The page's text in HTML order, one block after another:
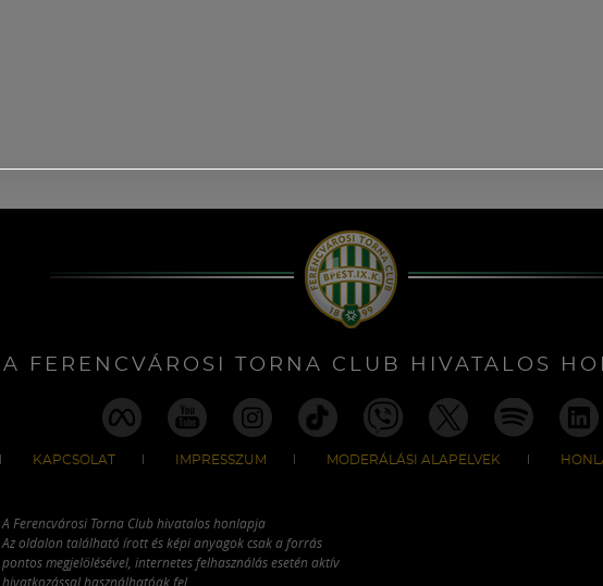
A FERENCVÁROSI TORNA CLUB HIVATALOS
KAPCSOLAT IMPRESSZUM MODERÁLÁSI ALAPELVEK
A Ferencvárosi Torna Club hivatalos honlapja
Az oldalon található írott és képi anyagok csak a forrás
pontos megjelölésével, internetes felhasználás esetén aktív
hivatkozással használhatóak fel.